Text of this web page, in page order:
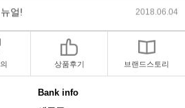
조.. 2018.04.10
이.. 2018.04.10
상품후기 브랜드스토리
Bank info